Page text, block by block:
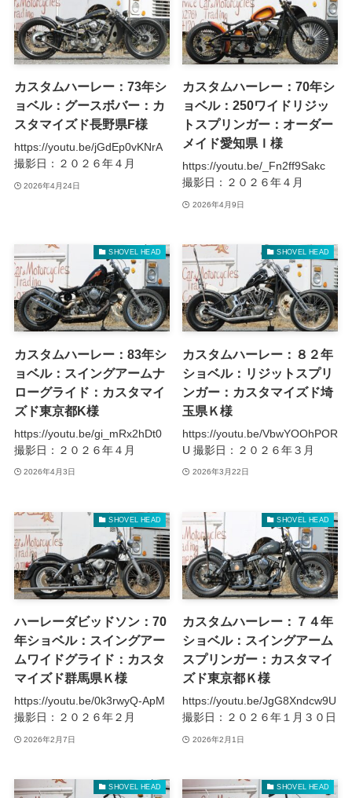
カスタムハーレー：73年シ
ョベル：グースボバー：カ
スタマイズド長野県F様
https://youtu.be/jGdEp0vKNrA
撮影日：２０２６年４月
2026年4月24日
カスタムハーレー：70年シ
ョベル：250ワイドリジッ
トスプリンガー：オーダー
メイド愛知県Ｉ様
https://youtu.be/_Fn2ff9Sakc
撮影日：２０２６年４月
2026年4月9日
SHOVEL HEAD
カスタムハーレー：83年シ
ョベル：スイングアームナ
ローグライド：カスタマイ
ズド東京都K様
https://youtu.be/gi_mRx2hDt0
撮影日：２０２６年４月
2026年4月3日
SHOVEL HEAD
カスタムハーレー：８２年
ショベル：リジットスプリ
ンガー：カスタマイズド埼
玉県Ｋ様
https://youtu.be/VbwYOOhPOR
U 撮影日：２０２６年３月
2026年3月22日
SHOVEL HEAD
ハーレーダビッドソン：70
年ショベル：スイングアー
ムワイドグライド：カスタ
マイズド群馬県Ｋ様
https://youtu.be/0k3rwyQ-ApM
撮影日：２０２６年２月
2026年2月7日
SHOVEL HEAD
カスタムハーレー：７４年
ショベル：スイングアーム
スプリンガー：カスタマイ
ズド東京都Ｋ様
https://youtu.be/JgG8Xndcw9U
撮影日：２０２６年１月３０日
2026年2月1日
SHOVEL HEAD SHOVEL HEAD